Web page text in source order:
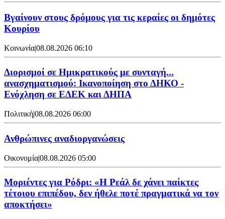
Βγαίνουν στους δρόμους για τις κεραίες οι δημότες
Κουρίου
Κοινωνία|08.08.2026 06:10
Διορισμοί σε Ημικρατικούς με συνταγή...
ανασχηματισμού: Ικανοποίηση στο ΔΗΚΟ -
Ενόχληση σε ΕΔΕΚ και ΔΗΠΑ
Πολιτική|08.08.2026 06:00
Ανθρώπινες αναδιοργανώσεις
Οικονομία|08.08.2026 05:00
Μοριέντες για Ρόδρι: «Η Ρεάλ δε χάνει παίκτες
τέτοιου επιπέδου, δεν ήθελε ποτέ πραγματικά να τον
αποκτήσει»